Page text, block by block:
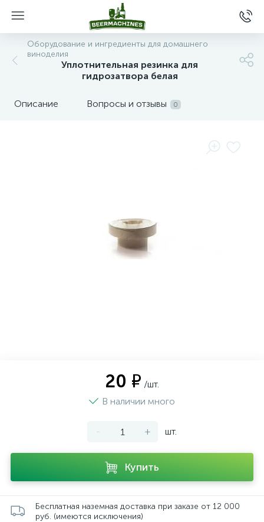
Оборудование и ингредиенты для домашнего
виноделия
Уплотнительная резинка для
гидрозатвора белая
Описание Вопросы и отзывы 0
20 ₽ /шт.
В наличии много
- + шт.
Купить
Бесплатная наземная доставка при заказе от 12 000
руб. (имеются исключения)